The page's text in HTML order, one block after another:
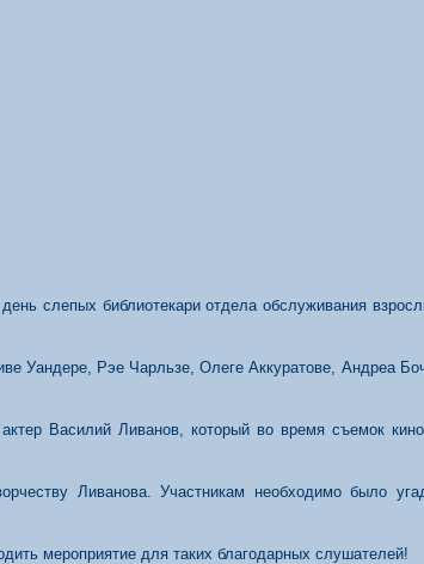
слепых библиотекари отдела обслуживания
Уандере, Рэе Чарльзе, Олеге Аккуратове, Андреа
Василий Ливанов, который во время съемок
Ливанова. Участникам необходимо было
мероприятие для таких благодарных слушателей!